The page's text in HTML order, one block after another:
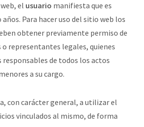
el usuario manifiesta que es
Para hacer uso del sitio web los
obtener previamente permiso de
representantes legales, quienes
responsables de todos los actos
a su cargo.
con carácter general, a utilizar el
vinculados al mismo, de forma